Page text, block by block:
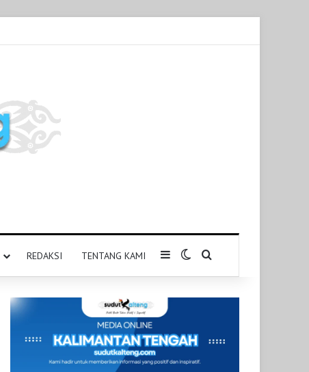
REDAKSI TENTANG KAMI SidebarSwitch skin
Pencarian untuk